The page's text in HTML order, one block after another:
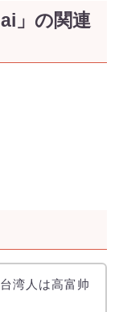
」 の関連
湾人は高富帅